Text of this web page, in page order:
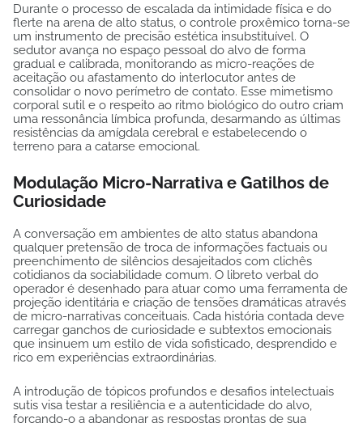
Durante o processo de escalada da intimidade física e do
flerte na arena de alto status, o controle proxêmico torna-se
um instrumento de precisão estética insubstituível. O
sedutor avança no espaço pessoal do alvo de forma
gradual e calibrada, monitorando as micro-reações de
aceitação ou afastamento do interlocutor antes de
consolidar o novo perímetro de contato. Esse mimetismo
corporal sutil e o respeito ao ritmo biológico do outro criam
uma ressonância límbica profunda, desarmando as últimas
resistências da amígdala cerebral e estabelecendo o
terreno para a catarse emocional.
Modulação Micro-Narrativa e Gatilhos de
Curiosidade
A conversação em ambientes de alto status abandona
qualquer pretensão de troca de informações factuais ou
preenchimento de silêncios desajeitados com clichês
cotidianos da sociabilidade comum. O libreto verbal do
operador é desenhado para atuar como uma ferramenta de
projeção identitária e criação de tensões dramáticas através
de micro-narrativas conceituais. Cada história contada deve
carregar ganchos de curiosidade e subtextos emocionais
que insinuem um estilo de vida sofisticado, desprendido e
rico em experiências extraordinárias.
A introdução de tópicos profundos e desafios intelectuais
sutis visa testar a resiliência e a autenticidade do alvo,
forçando-o a abandonar as respostas prontas de sua